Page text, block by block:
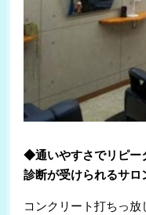
◆通いやすさでリピー
診断が受けられるサロ
コンクリート打ちっ